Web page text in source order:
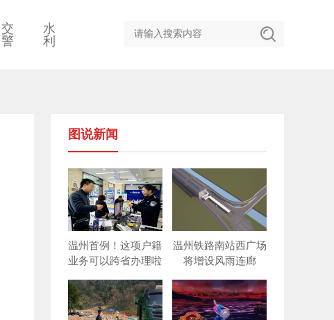
交
警
水
利
图说新闻
温州首例！这项户籍
业务可以跨省办理啦
温州铁路南站西广场
将增设风雨连廊